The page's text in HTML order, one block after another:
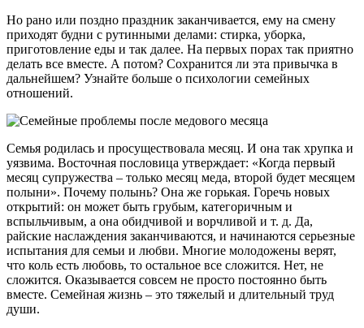
Но рано или поздно праздник заканчивается, ему на смену
приходят будни с рутинными делами: стирка, уборка,
приготовление еды и так далее. На первых порах так приятно
делать все вместе. А потом? Сохранится ли эта привычка в
дальнейшем? Узнайте больше о психологии семейных
отношений.
Семья родилась и просуществовала месяц. И она так хрупка и
уязвима. Восточная пословица утверждает: «Когда первый
месяц супружества – только месяц меда, второй будет месяцем
полыни». Почему полынь? Она же горькая. Горечь новых
открытий: он может быть грубым, категоричным и
вспыльчивым, а она обидчивой и ворчливой и т. д. Да,
райские наслаждения заканчиваются, и начинаются серьезные
испытания для семьи и любви. Многие молодожены верят,
что коль есть любовь, то остальное все сложится. Нет, не
сложится. Оказывается совсем не просто постоянно быть
вместе. Семейная жизнь – это тяжелый и длительный труд
души.